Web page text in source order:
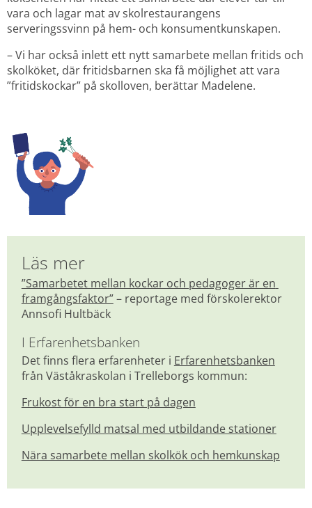
vara och lagar mat av skolrestaurangens
serveringssvinn på hem- och konsumentkunskapen.
– Vi har också inlett ett nytt samarbete mellan fritids och
skolköket, där fritidsbarnen ska få möjlighet att vara
”fritidskockar” på skolloven, berättar Madelene.
Läs mer
”Samarbetet mellan kockar och pedagoger är en
framgångsfaktor” – reportage med förskolerektor
Annsofi Hultbäck
I Erfarenhetsbanken
Det finns flera erfarenheter i Erfarenhetsbanken
från Väståkraskolan i Trelleborgs kommun:
Frukost för en bra start på dagen
Upplevelsefylld matsal med utbildande stationer
Nära samarbete mellan skolkök och hemkunskap